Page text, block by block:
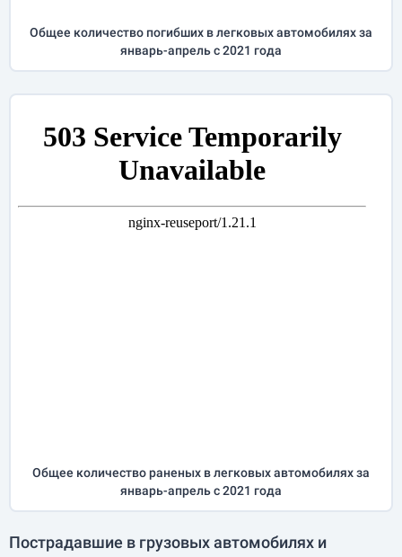
Общее количество погибших в легковых автомобилях за
январь-апрельс 2021 года
Общее количество раненых в легковых автомобилях за
январь-апрельс 2021 года
Пострадавшие в грузовых автомобилях и